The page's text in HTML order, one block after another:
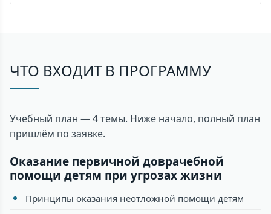
ЧТО ВХОДИТ В ПРОГРАММУ
Учебный план — 4 темы. Ниже начало, полный план
пришлём по заявке.
Оказание первичной доврачебной
помощи детям при угрозах жизни
Принципы оказания неотложной помощи детям